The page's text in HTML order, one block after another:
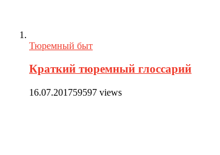
Тюремный быт
Краткий тюремный глоссарий
16.07.201759597 views